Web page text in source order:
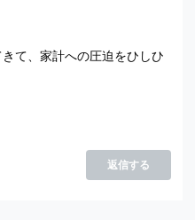
て、家計への圧迫をひしひ
返信する